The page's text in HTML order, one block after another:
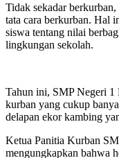
Tidak sekadar
tata cara berkurban. Hal
siswa tentang nilai
lingkungan sekolah.
Tahun ini, SMP Negeri 1
kurban yang cukup
delapan ekor kambing
Ketua Panitia Kurban
mengungkapkan bahwa